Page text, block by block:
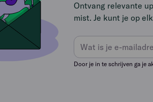
Ontvang relevante
mist. Je kunt je op
Door je in te schrijven ga je